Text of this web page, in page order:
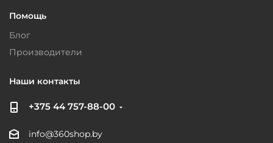
Помощь
Блог
Производители
Наши контакты
+375 44 757-88-00
info@360shop.by